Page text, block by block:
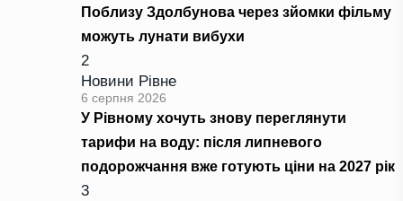
Поблизу Здолбунова через зйомки фільму
можуть лунати вибухи
2
Новини Рівне
6 серпня 2026
У Рівному хочуть знову переглянути
тарифи на воду: після липневого
подорожчання вже готують ціни на 2027 рік
3